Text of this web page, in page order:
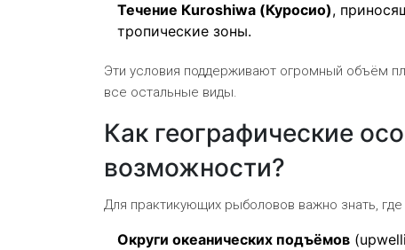
Течение Кuroshiwa (Куросио),
тропические зоны.
Эти условия поддерживают огромный объём
все остальные виды.
Как географические
возможности?
Для практикующих рыболовов важно знать,
Округи океанических подъёмов